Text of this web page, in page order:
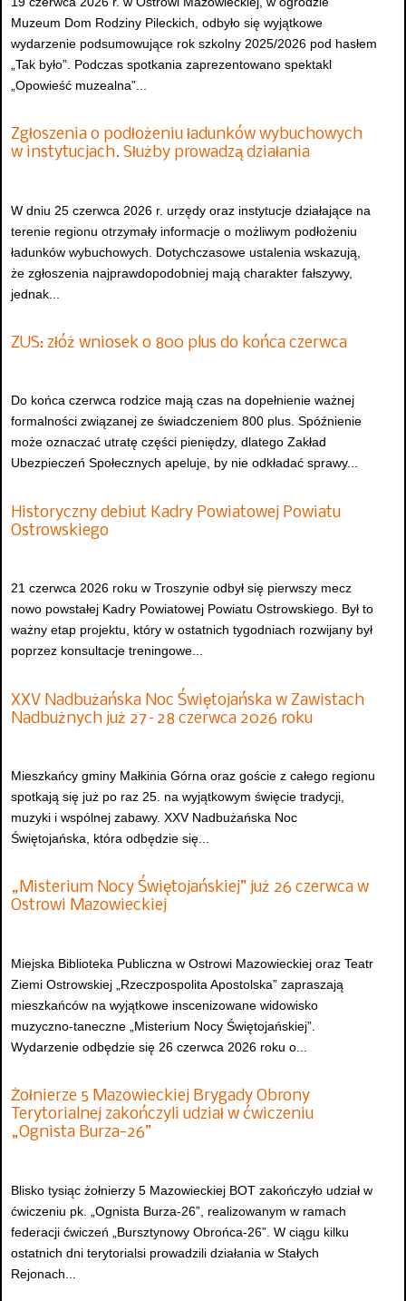
Muzeum Dom Rodziny Pileckich, odbyło się wyjątkowe
wydarzenie podsumowujące rok szkolny 2025/2026 pod hasłem
„Tak było”. Podczas spotkania zaprezentowano spektakl
„Opowieść muzealna”...
Zgłoszenia o podłożeniu ładunków wybuchowych
w instytucjach. Służby prowadzą działania
W dniu 25 czerwca 2026 r. urzędy oraz instytucje działające na
terenie regionu otrzymały informacje o możliwym podłożeniu
ładunków wybuchowych. Dotychczasowe ustalenia wskazują,
że zgłoszenia najprawdopodobniej mają charakter fałszywy,
jednak...
ZUS: złóż wniosek o 800 plus do końca czerwca
Do końca czerwca rodzice mają czas na dopełnienie ważnej
formalności związanej ze świadczeniem 800 plus. Spóźnienie
może oznaczać utratę części pieniędzy, dlatego Zakład
Ubezpieczeń Społecznych apeluje, by nie odkładać sprawy...
Historyczny debiut Kadry Powiatowej Powiatu
Ostrowskiego
21 czerwca 2026 roku w Troszynie odbył się pierwszy mecz
nowo powstałej Kadry Powiatowej Powiatu Ostrowskiego. Był to
ważny etap projektu, który w ostatnich tygodniach rozwijany był
poprzez konsultacje treningowe...
XXV Nadbużańska Noc Świętojańska w Zawistach
Nadbużnych już 27–28 czerwca 2026 roku
Mieszkańcy gminy Małkinia Górna oraz goście z całego regionu
spotkają się już po raz 25. na wyjątkowym święcie tradycji,
muzyki i wspólnej zabawy. XXV Nadbużańska Noc
Świętojańska, która odbędzie się...
„Misterium Nocy Świętojańskiej” już 26 czerwca w
Ostrowi Mazowieckiej
Miejska Biblioteka Publiczna w Ostrowi Mazowieckiej oraz Teatr
Ziemi Ostrowskiej „Rzeczpospolita Apostolska” zapraszają
mieszkańców na wyjątkowe inscenizowane widowisko
muzyczno-taneczne „Misterium Nocy Świętojańskiej”.
Wydarzenie odbędzie się 26 czerwca 2026 roku o...
Żołnierze 5 Mazowieckiej Brygady Obrony
Terytorialnej zakończyli udział w ćwiczeniu
„Ognista Burza-26”
Blisko tysiąc żołnierzy 5 Mazowieckiej BOT zakończyło udział w
ćwiczeniu pk. „Ognista Burza-26”, realizowanym w ramach
federacji ćwiczeń „Bursztynowy Obrońca-26”. W ciągu kilku
ostatnich dni terytorialsi prowadzili działania w Stałych
Rejonach...